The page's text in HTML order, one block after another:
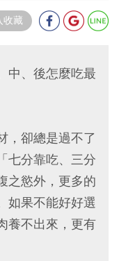
收藏
中、後怎麼吃最
，卻總是過不了
七分靠吃、三分
之慾外，更多的
如果不能好好選
養不出來，更有